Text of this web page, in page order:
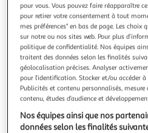
Livraison offerte
CONCEPT USINE
Dressing blanc 6 étagères 2
cm elysee
Fabricant de bonheur ! Leader
et extérieur à petits prix.
En savoir +
Vendu par Concept Usine
pour vous. Vous pouvez faire réapparaître
pour retirer votre consentement à tout
mes préférences" en bas de page. Les
sur notre ou nos sites web. Pour plus
politique de confidentialité. Nos équipes
traitent des données selon les finalités
géolocalisation précises. Analyser
pour l’identification. Stocker et/ou accéder
Publicités et contenu personnalisés,
contenu, études d’audience et
Nos équipes ainsi que nos
données selon les finalités